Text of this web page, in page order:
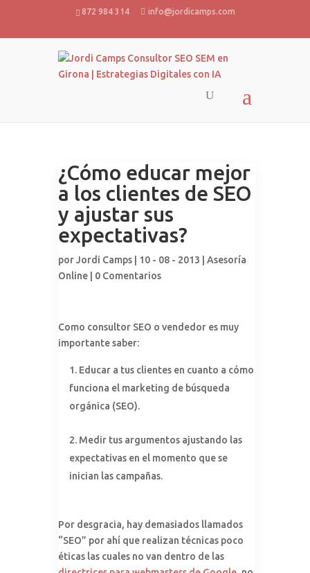
872 984 314 info@jordicamps.com
¿Cómo educar mejor
a los clientes de SEO
y ajustar sus
expectativas?
porJordi Camps | 10 - 08 - 2013 | Asesoría
Online
0 Comentarios
Como consultor SEO o vendedor es muy
importante saber:
1. Educar a tus clientes en cuanto a cómo
funciona el marketing de búsqueda
orgánica (SEO).
2. Medir tus argumentos ajustando las
expectativas en el momento que se
inician las campañas.
Por desgracia, hay demasiados llamados
“SEO” por ahí que realizan técnicas poco
éticas las cuales no van dentro de las